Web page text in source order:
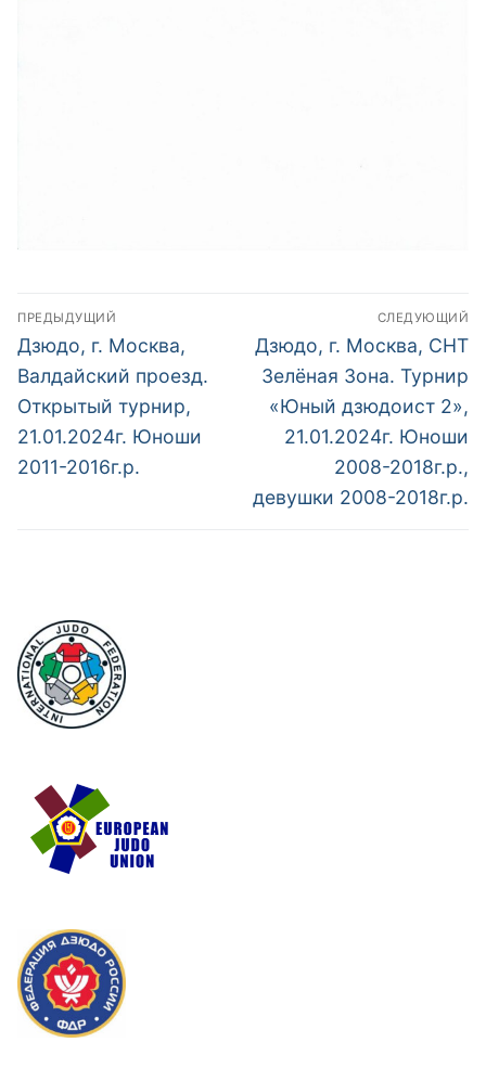
Навигация
по
записям
ПРЕДЫДУЩИЙ
Предыдущий
пост:
Дзюдо, г. Москва,
Валдайский проезд.
Открытый турнир,
21.01.2024г. Юноши
2011-2016г.р.
СЛЕДУЮЩИЙ
Следующий
пост:
Дзюдо, г. Москва, СНТ
Зелёная Зона. Турнир
«Юный дзюдоист 2»,
21.01.2024г. Юноши
2008-2018г.р.,
девушки 2008-2018г.р.